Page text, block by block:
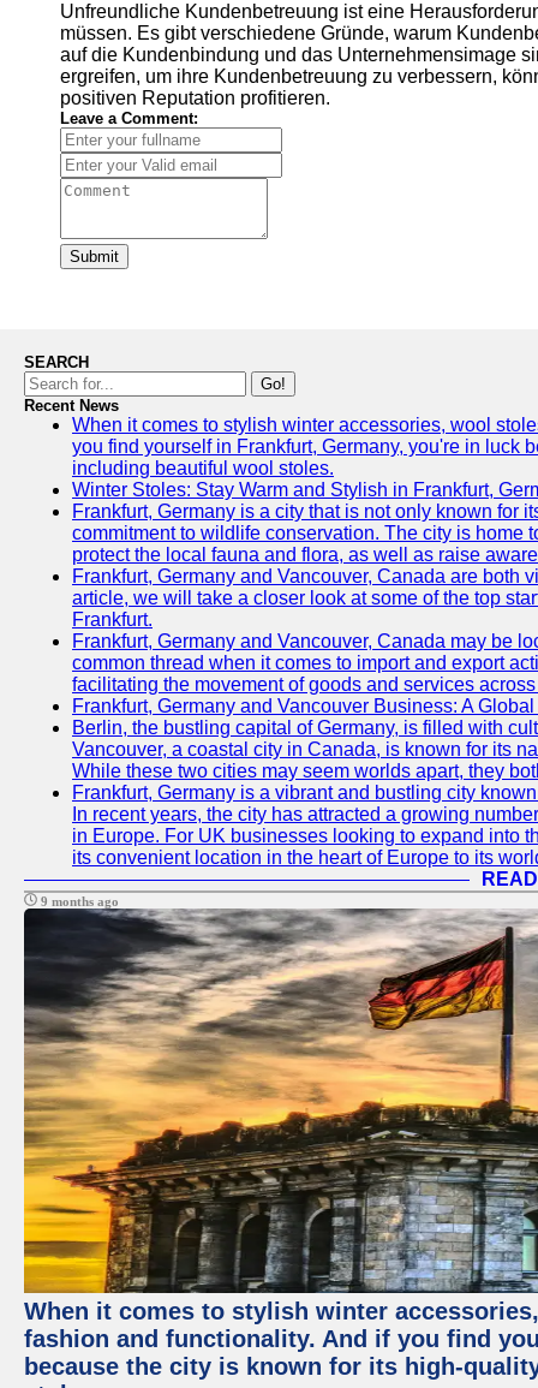
Unfreundliche Kundenbetreuung ist eine
müssen. Es gibt verschiedene Gründe, warum
auf die Kundenbindung und das Unternehmensimage
ergreifen, um ihre Kundenbetreuung zu verbessern,
positiven Reputation profitieren.
Leave a Comment:
Submit
SEARCH
Go!
Recent News
When it comes to stylish winter accessories, wool
you find yourself in Frankfurt, Germany, you're in luck
including beautiful wool stoles.
Winter Stoles: Stay Warm and Stylish in Frankfurt,
Frankfurt, Germany is a city that is not only known for
commitment to wildlife conservation. The city is
protect the local fauna and flora, as well as raise
Frankfurt, Germany and Vancouver, Canada are both
article, we will take a closer look at some of the top
Frankfurt.
Frankfurt, Germany and Vancouver, Canada may be
common thread when it comes to import and export
facilitating the movement of goods and services
Frankfurt, Germany and Vancouver Business: A
Berlin, the bustling capital of Germany, is filled with
Vancouver, a coastal city in Canada, is known for its
While these two cities may seem worlds apart, they
Frankfurt, Germany is a vibrant and bustling city
In recent years, the city has attracted a growing
in Europe. For UK businesses looking to expand into
its convenient location in the heart of Europe to its
9 months ago
When it comes to stylish winter
fashion and functionality. And if you find
because the city is known for its high-